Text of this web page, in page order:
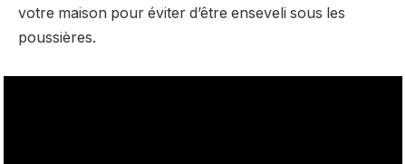
votre maison pour éviter d’être enseveli sous les
poussières.